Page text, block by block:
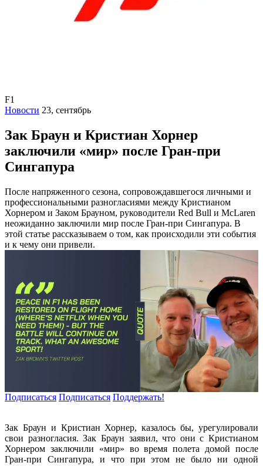
F1
Новости 23, сентябрь
Зак Браун и Кристиан Хорнер
заключили «мир» после Гран-при
Сингапура
После напряженного сезона, сопровождавшегося личными и
профессиональными разногласиями между Кристианом
Хорнером и Заком Брауном, руководители Red Bull и McLaren
неожиданно заключили мир после Гран-при Сингапура. В
этой статье рассказываем о том, как происходили эти события
и к чему они привели.
Подписаться Подписаться Поддержать!
Зак Браун и Кристиан Хорнер, казалось бы, урегулировали
свои разногласия. Зак Браун заявил, что они с Кристианом
Хорнером заключили «мир» во время полета домой после
Гран-при Сингапура, и что при этом не было ни одной